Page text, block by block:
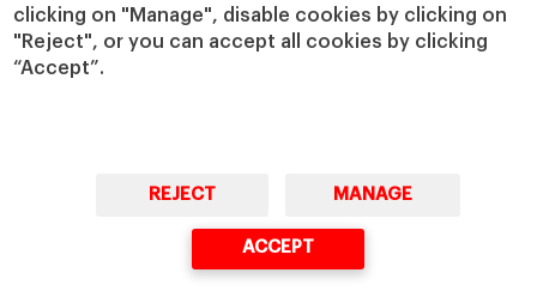
clicking on "Manage", disable cookies by clicking on
"Reject", or you can accept all cookies by clicking
“Accept”.
REJECT MANAGE
ACCEPT
Jobs @IESE
Préstamos y becas
© Copyright, 2026. IESE Business School | University of Navarra
Cookies Ciberseguridad